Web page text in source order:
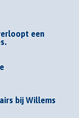
een
bij Willems